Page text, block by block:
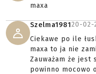
maxa
Szelma198120-02-
Ciekawe po ile
maxa to ja nie
Zauważam że jest
powinno mocowo